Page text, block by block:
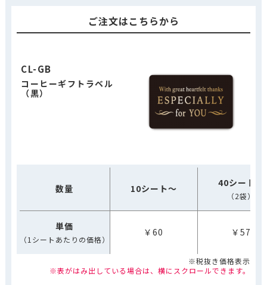
ご注文はこちらから
CL-GB
コーヒーギフトラベル
（黒）
数量 10シート～ 40シート～
（2袋）
単価
（1シートあたりの価格）
￥60 ￥57
※税抜き価格表示
※表がはみ出している場合は、横にスクロールできます。